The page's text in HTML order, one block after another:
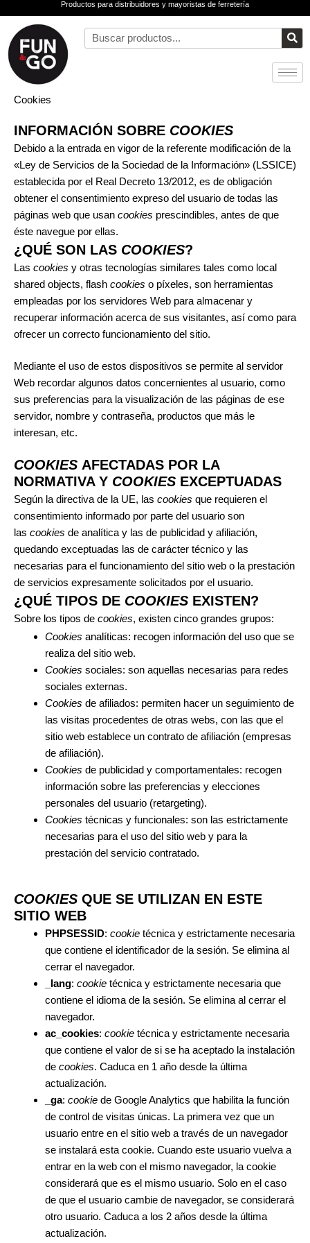
contenido
Productos para distribuidores y mayoristas de ferretería
Buscar
Cookies
INFORMACIÓN SOBRE COOKIES
Debido a la entrada en vigor de la referente modificación de la
«Ley de Servicios de la Sociedad de la Información» (LSSICE)
establecida por el Real Decreto 13/2012, es de obligación
obtener el consentimiento expreso del usuario de todas las
páginas web que usan cookies prescindibles, antes de que
éste navegue por ellas.
¿QUÉ SON LAS COOKIES?
Las cookies y otras tecnologías similares tales como local
shared objects, flash cookies o píxeles, son herramientas
empleadas por los servidores Web para almacenar y
recuperar información acerca de sus visitantes, así como para
ofrecer un correcto funcionamiento del sitio.
Mediante el uso de estos dispositivos se permite al servidor
Web recordar algunos datos concernientes al usuario, como
sus preferencias para la visualización de las páginas de ese
servidor, nombre y contraseña, productos que más le
interesan, etc.
COOKIES AFECTADAS POR LA
NORMATIVA Y COOKIES EXCEPTUADAS
Según la directiva de la UE, las cookies que requieren el
consentimiento informado por parte del usuario son
las cookies de analítica y las de publicidad y afiliación,
quedando exceptuadas las de carácter técnico y las
necesarias para el funcionamiento del sitio web o la prestación
de servicios expresamente solicitados por el usuario.
¿QUÉ TIPOS DE COOKIES EXISTEN?
Sobre los tipos de cookies, existen cinco grandes grupos:
Cookies analíticas: recogen información del uso que se
realiza del sitio web.
Cookies sociales: son aquellas necesarias para redes
sociales externas.
Cookies de afiliados: permiten hacer un seguimiento de
las visitas procedentes de otras webs, con las que el
sitio web establece un contrato de afiliación (empresas
de afiliación).
Cookies de publicidad y comportamentales: recogen
información sobre las preferencias y elecciones
personales del usuario (retargeting).
Cookies técnicas y funcionales: son las estrictamente
necesarias para el uso del sitio web y para la
prestación del servicio contratado.
COOKIES QUE SE UTILIZAN EN ESTE
SITIO WEB
PHPSESSID: cookie técnica y estrictamente necesaria
que contiene el identificador de la sesión. Se elimina al
cerrar el navegador.
_lang: cookie técnica y estrictamente necesaria que
contiene el idioma de la sesión. Se elimina al cerrar el
navegador.
ac_cookies: cookie técnica y estrictamente necesaria
que contiene el valor de si se ha aceptado la instalación
de cookies. Caduca en 1 año desde la última
actualización.
_ga: cookie de Google Analytics que habilita la función
de control de visitas únicas. La primera vez que un
usuario entre en el sitio web a través de un navegador
se instalará esta cookie. Cuando este usuario vuelva a
entrar en la web con el mismo navegador, la cookie
considerará que es el mismo usuario. Solo en el caso
de que el usuario cambie de navegador, se considerará
otro usuario. Caduca a los 2 años desde la última
actualización.